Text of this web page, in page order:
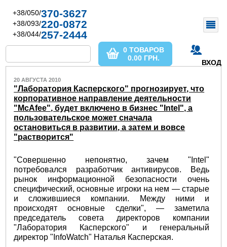
+38/050/370-3627
+38/093/220-0872
+38/044/257-2444
ВХОД
0 ТОВАРОВ
0.00 ГРН.
20 АВГУСТА 2010
"Лаборатория Касперского" прогнозирует, что
корпоративное направление деятельности
"McAfee", будет включено в бизнес "Intel", а
пользовательское может сначала
остановиться в развитии, а затем и вовсе
"растворится"
"Совершенно непонятно, зачем "Intel"
потребовался разработчик антивирусов. Ведь
рынок информационной безопасности очень
специфический, основные игроки на нем — старые
и сложившиеся компании. Между ними и
происходят основные сделки", — заметила
председатель совета директоров компании
"Лаборатория Касперского" и генеральный
директор "InfoWatch" Наталья Касперская.